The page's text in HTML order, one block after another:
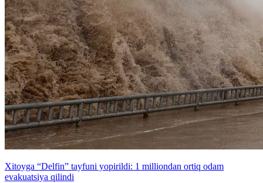
Xitoyga “Delfin” tayfuni yopirildi: 1 milliondan ortiq odam
evakuatsiya qilindi